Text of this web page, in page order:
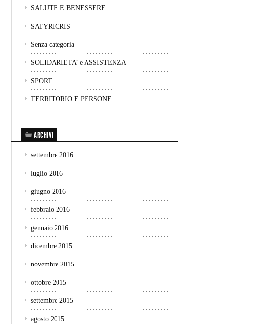
SALUTE E BENESSERE
SATYRICRIS
Senza categoria
SOLIDARIETA’ e ASSISTENZA
SPORT
TERRITORIO E PERSONE
ARCHIVI
settembre 2016
luglio 2016
giugno 2016
febbraio 2016
gennaio 2016
dicembre 2015
novembre 2015
ottobre 2015
settembre 2015
agosto 2015